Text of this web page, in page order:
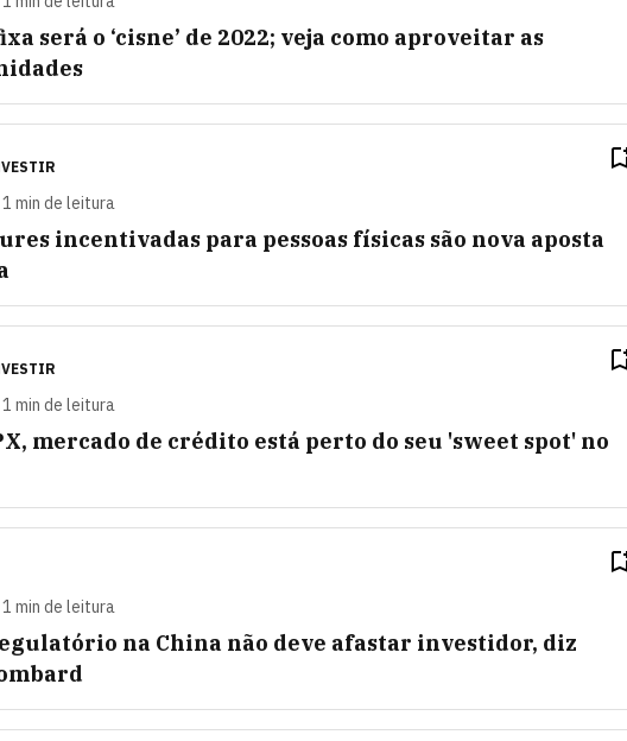
será o ‘cisne’ de 2022; veja como aproveitar as
1 min de leitura
incentivadas para pessoas físicas são nova aposta
1 min de leitura
mercado de crédito está perto do seu 'sweet spot' no
1 min de leitura
na China não deve afastar investidor, diz